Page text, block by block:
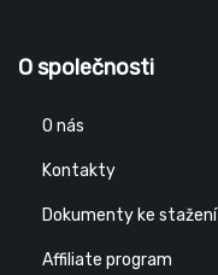
O společnosti
O nás
Kontakty
Dokumenty ke stažení
Affiliate program